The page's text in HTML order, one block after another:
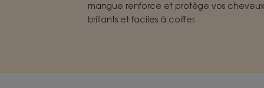
mangue renforce et protège vos
brillants et faciles à coiffer.